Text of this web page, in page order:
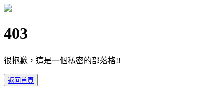
403
很抱歉，這是一個私密的部落格!!
返回首頁